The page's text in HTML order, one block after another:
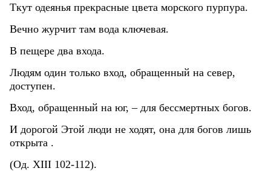
Ткут одеянья прекрасные цвета морского пурпура.
Вечно журчит там вода ключевая.
В пещере два входа.
Людям один только вход, обращенный на север,
доступен.
Вход, обращенный на юг, – для бессмертных богов.
И дорогой Этой люди не ходят, она для богов лишь
открыта .
(Од. XIII 102-112).